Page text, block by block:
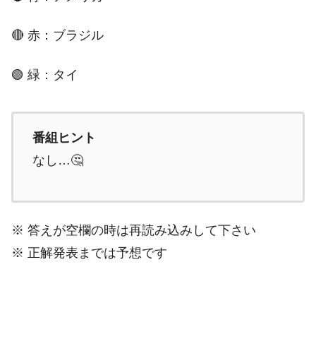
🔴 赤：ブラジル
🟢 緑：タイ
番組ヒント
なし…🤔
※ 答えが空欄の時は再読み込みして下さい
※ 正解発表までは予想です